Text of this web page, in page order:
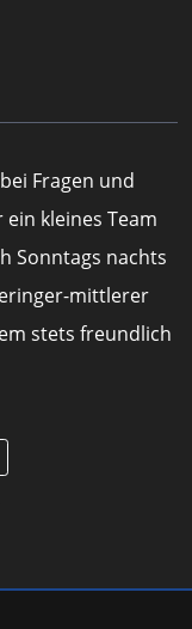
Fragen und
kleines Team
Sonntags nachts
mittlerer
stets freundlich